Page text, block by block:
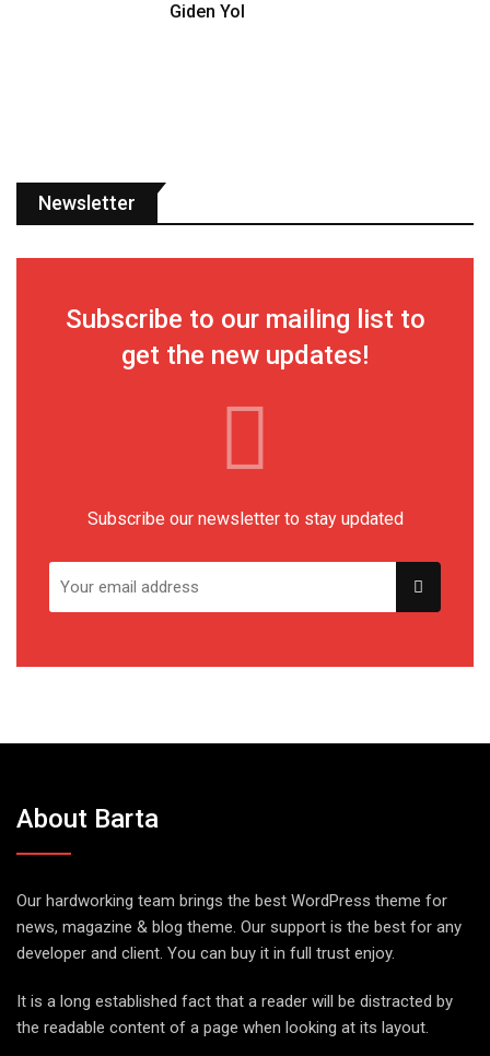
Giden Yol
Newsletter
Subscribe to our mailing list to
get the new updates!
Subscribe our newsletter to stay updated
About Barta
Our hardworking team brings the best WordPress theme for
news, magazine & blog theme. Our support is the best for any
developer and client. You can buy it in full trust enjoy.
It is a long established fact that a reader will be distracted by
the readable content of a page when looking at its layout.